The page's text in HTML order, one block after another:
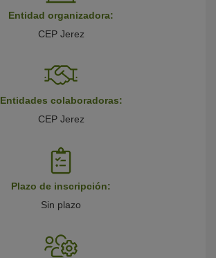
Entidad organizadora:
CEP Jerez
Entidades colaboradoras:
CEP Jerez
Plazo de inscripción:
Sin plazo